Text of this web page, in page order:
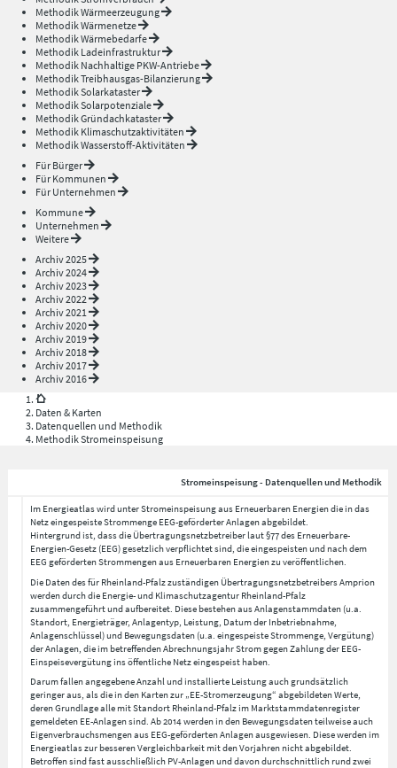
Methodik Wärmeerzeugung
Methodik Wärmenetze
Methodik Wärmebedarfe
Methodik Ladeinfrastruktur
Methodik Nachhaltige PKW-Antriebe
Methodik Treibhausgas-Bilanzierung
Methodik Solarkataster
Methodik Solarpotenziale
Methodik Gründachkataster
Methodik Klimaschutzaktivitäten
Methodik Wasserstoff-Aktivitäten
Für Bürger
Für Kommunen
Für Unternehmen
Kommune
Unternehmen
Weitere
Archiv 2025
Archiv 2024
Archiv 2023
Archiv 2022
Archiv 2021
Archiv 2020
Archiv 2019
Archiv 2018
Archiv 2017
Archiv 2016
Daten & Karten
Datenquellen und Methodik
Methodik Stromeinspeisung
Stromeinspeisung - Datenquellen und Methodik
Im Energieatlas wird unter Stromeinspeisung aus Erneuerbaren Energien die in das
Netz eingespeiste Strommenge EEG-geförderter Anlagen abgebildet.
Hintergrund ist, dass die Übertragungsnetzbetreiber laut §77 des Erneuerbare-
Energien-Gesetz (EEG) gesetzlich verpflichtet sind, die eingespeisten und nach dem
EEG geförderten Strommengen aus Erneuerbaren Energien zu veröffentlichen.
Die Daten des für Rheinland-Pfalz zuständigen Übertragungsnetzbetreibers Amprion
werden durch die Energie- und Klimaschutzagentur Rheinland-Pfalz
zusammengeführt und aufbereitet. Diese bestehen aus Anlagenstammdaten (u.a.
Standort, Energieträger, Anlagentyp, Leistung, Datum der Inbetriebnahme,
Anlagenschlüssel) und Bewegungsdaten (u.a. eingespeiste Strommenge, Vergütung)
der Anlagen, die im betreffenden Abrechnungsjahr Strom gegen Zahlung der EEG-
Einspeisevergütung ins öffentliche Netz eingespeist haben.
Darum fallen angegebene Anzahl und installierte Leistung auch grundsätzlich
geringer aus, als die in den Karten zur „EE-Stromerzeugung“ abgebildeten Werte,
deren Grundlage alle mit Standort Rheinland-Pfalz im Marktstammdatenregister
gemeldeten EE-Anlagen sind. Ab 2014 werden in den Bewegungsdaten teilweise auch
Eigenverbrauchsmengen aus EEG-geförderten Anlagen ausgewiesen. Diese werden im
Energieatlas zur besseren Vergleichbarkeit mit den Vorjahren nicht abgebildet.
Betroffen sind fast ausschließlich PV-Anlagen und davon durchschnittlich rund zwei